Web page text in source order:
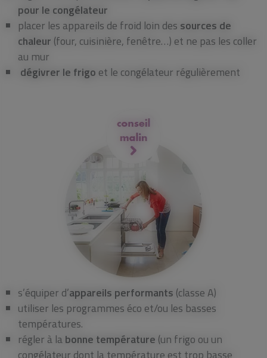
pour le congélateur
placer les appareils de froid loin des sources de
chaleur (four, cuisinière, fenêtre…) et ne pas les coller
au mur
dégivrer le frigo et le congélateur régulièrement
s’équiper d’appareils performants (classe A)
utiliser les programmes éco et/ou les basses
températures.
régler à labonne température (un frigo ou un
congélateur dont la température est trop basse